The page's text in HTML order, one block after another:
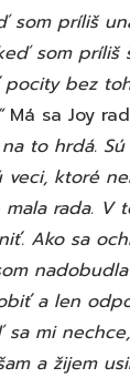
som príliš
som príliš
bez
Má sa Joy
to hrdá.
veci, ktoré
mala rada. V
Ako sa
a len
sa mi
a žijem